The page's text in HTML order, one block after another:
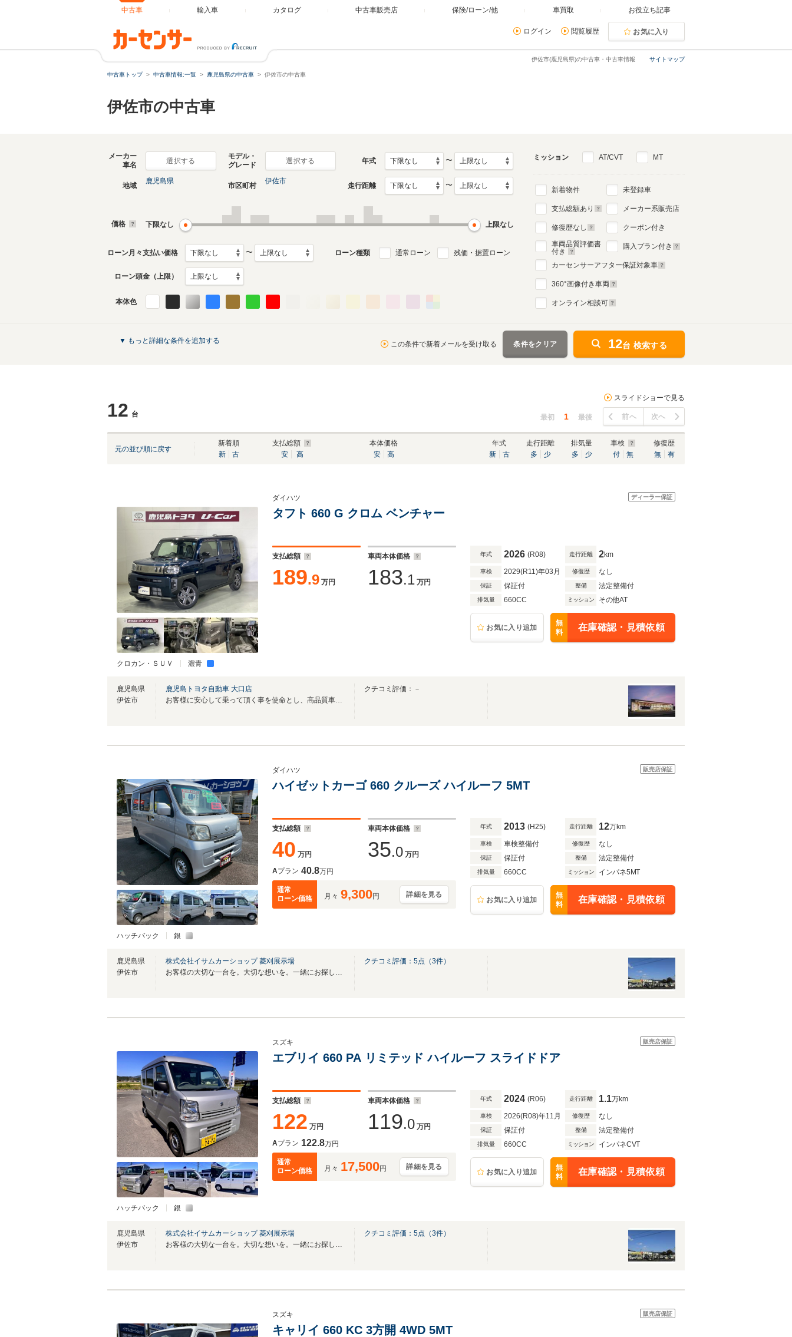
中古車 輸入車 カタログ 中古車販売店 保険/ローン/他 車買取 お役立ち記事
ログイン 閲覧履歴 お気に入り
サイトマップ
伊佐市(鹿児島県)の中古車・中古車情報
中古車トップ 中古車情報:一覧 鹿児島県の中古車 伊佐市の中古車
伊佐市の中古車
メーカー
車名
選択する
モデル・
グレード
選択する 年式 〜
地域
鹿児島県
市区町村
伊佐市
走行距離 〜
価格 下限なし 上限なし
ローン月々支払い価格 〜 ローン種類 通常ローン 残価・据置ローン
ローン頭金（上限）
本体色
ミッション AT/CVT MT
新着物件
支払総額あり
修復歴なし
車両品質評価書
付き
未登録車
メーカー系販売店
クーポン付き
購入プラン付き
カーセンサーアフター保証対象車
360°画像付き車両
オンライン相談可
▼ もっと詳細な条件を追加する この条件で新着メールを受け取る 条件をクリア 12台 検索する
12 台
スライドショーで見る
最初 1 最後 前へ 次へ
元の並び順に戻す
新着順
新
古
支払総額
安
高
本体価格
安
高
年式
新
古
走行距離
多
少
排気量
多
少
車検
付
無
修復歴
無
有
クロカン・ＳＵＶ 濃青
ディーラー保証
ダイハツ
タフト 660 G クロム ベンチャー
支払総額
189.9 万円
車両本体価格
183.1 万円
年式 2026 (R08) 走行距離 2km
車検 2029(R11)年03月 修復歴 なし
保証 保証付 整備 法定整備付
排気量 660CC ミッション その他AT
お気に入り追加
無
料
在庫確認・見積依頼
鹿児島県
伊佐市
鹿児島トヨタ自動車 大口店
お客様に安心して乗って頂く事を使命とし、高品質車をお届けいたします。
クチコミ評価：－
ハッチバック 銀
販売店保証
ダイハツ
ハイゼットカーゴ 660 クルーズ ハイルーフ 5MT
支払総額
40 万円
車両本体価格
35.0 万円
Aプラン 40.8万円
通常
ローン価格
月々 9,300円 詳細を見る
年式 2013 (H25) 走行距離 12万km
車検 車検整備付 修復歴 なし
保証 保証付 整備 法定整備付
排気量 660CC ミッション インパネ5MT
お気に入り追加
無
料
在庫確認・見積依頼
鹿児島県
伊佐市
株式会社イサムカーショップ 菱刈展示場
お客様の大切な一台を。大切な想いを。一緒にお探しいたします！！
クチコミ評価： 5点（3件）
ハッチバック 銀
販売店保証
スズキ
エブリイ 660 PA リミテッド ハイルーフ スライドドア
支払総額
122 万円
車両本体価格
119.0 万円
Aプラン 122.8万円
通常
ローン価格
月々 17,500円 詳細を見る
年式 2024 (R06) 走行距離 1.1万km
車検 2026(R08)年11月 修復歴 なし
保証 保証付 整備 法定整備付
排気量 660CC ミッション インパネCVT
お気に入り追加
無
料
在庫確認・見積依頼
鹿児島県
伊佐市
株式会社イサムカーショップ 菱刈展示場
お客様の大切な一台を。大切な想いを。一緒にお探しいたします！！
クチコミ評価： 5点（3件）
販売店保証
スズキ
キャリイ 660 KC 3方開 4WD 5MT